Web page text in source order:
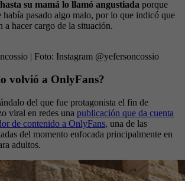
su mamá lo llamó angustiada porque
había pasado algo malo, por lo que indicó que
a hacer cargo de la situación.
| Foto: Instagram @yefersoncossio
volvió a OnlyFans?
del que fue protagonista el fin de
viral en redes una publicación que da cuenta
de contenido a OnlyFans, una de las
del momento enfocada principalmente en
adultos.